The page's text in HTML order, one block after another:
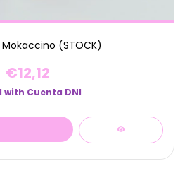
Mokaccino (STOCK)
€12,12
with Cuenta DNI